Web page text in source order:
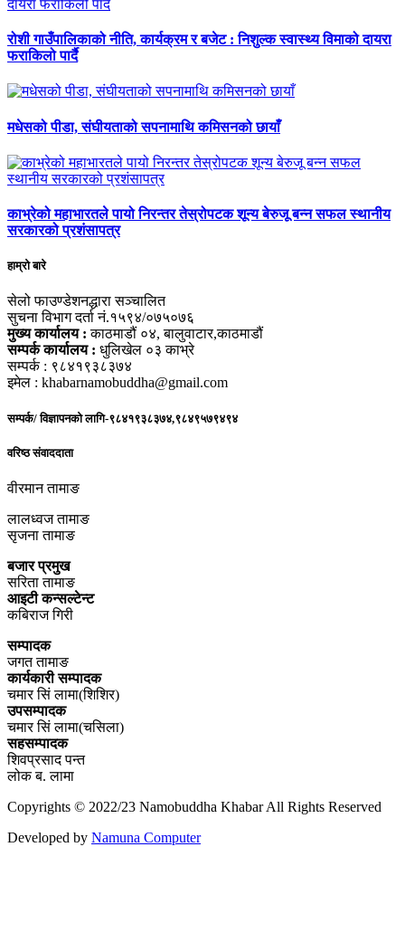
रोशी गाउँपालिकाको नीति, कार्यक्रम र बजेट : निशुल्क स्वास्थ्य विमाको दायरा
फराकिलो पार्दै
मधेसको पीडा, संघीयताको सपनामाथि कमिसनको छायाँ
काभ्रेको महाभारतले पायो निरन्तर तेस्रोपटक शून्य बेरुजू बन्न सफल स्थानीय
सरकारको प्रशंसापत्र
हाम्रो बारे
सेलो फाउण्डेशनद्धारा सञ्चालित
सुचना विभाग दर्ता नं.१५९४/०७५०७६
मुख्य कार्यालय : काठमाडौं ०४, बालुवाटार,काठमाडौं
सम्पर्क कार्यालय : धुलिखेल ०३ काभ्रे
सम्पर्क : ९८४१९३८३७४
इमेल : khabarnamobuddha@gmail.com
सम्पर्क/ विज्ञापनको लागि-९८४१९३८३७४,९८४९५७९४९४
वरिष्ठ संवाददाता
वीरमान तामाङ
लालध्वज तामाङ
सृजना तामाङ
बजार प्रमुख
सरिता तामाङ
आइटी कन्सल्टेन्ट
कबिराज गिरी
सम्पादक
जगत तामाङ
कार्यकारी सम्पादक
चमार सिं लामा(शिशिर)
उपसम्पादक
चमार सिं लामा(चसिला)
सहसम्पादक
शिवप्रसाद पन्त
लोक ब. लामा
Copyrights © 2022/23 Namobuddha Khabar All Rights Reserved
Developed by Namuna Computer